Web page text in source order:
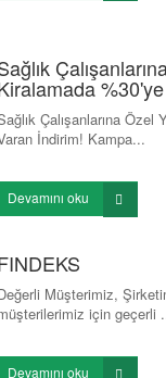
Çalışanlarına
İndirim! Kampa...
Devamını oku
Müşterimiz,
için geçerli
Devamını oku